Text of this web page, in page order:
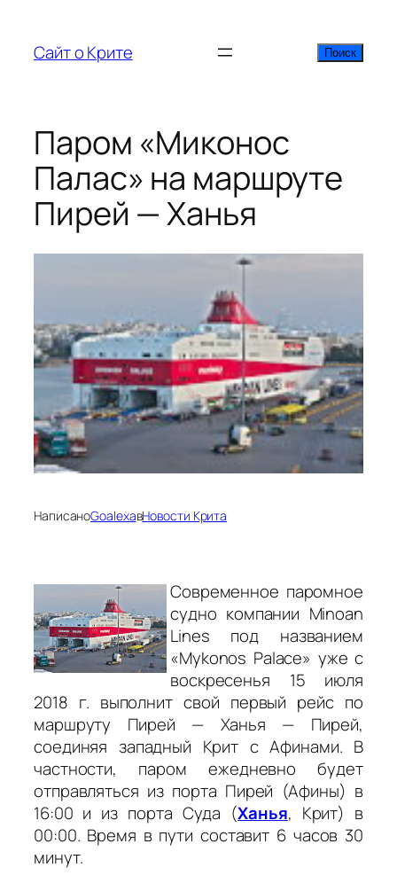
содержимому
Сайт о Крите Поиск
Поиск
Паром «Миконос
Палас» на маршруте
Пирей — Ханья
НаписаноGoalexaвНовости Крита
Современное паромное
судно компании Minoan
Lines под названием
«Mykonos Palace» уже с
воскресенья 15 июля
2018 г. выполнит свой первый рейс по
маршруту Пирей — Ханья — Пирей,
соединяя западный Крит с Афинами. В
частности, паром ежедневно будет
отправляться из порта Пирей (Афины) в
16:00 и из порта Суда (Ханья, Крит) в
00:00. Время в пути составит 6 часов 30
минут.